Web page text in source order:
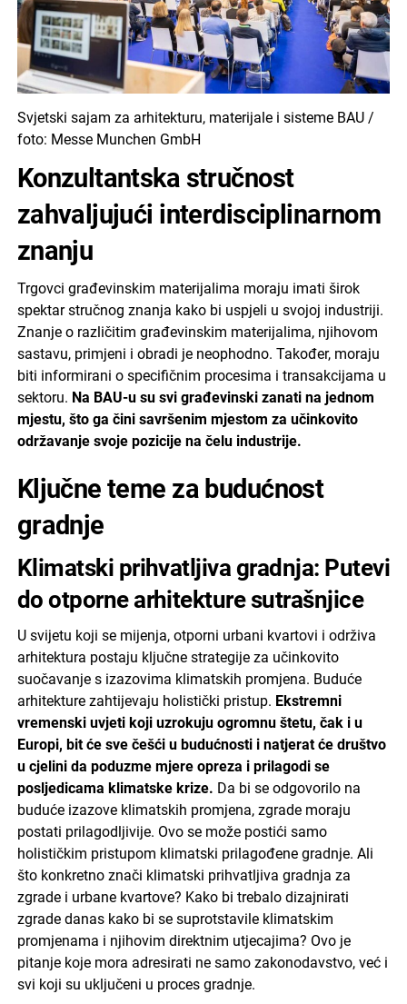
Svjetski sajam za arhitekturu, materijale i sisteme BAU /
foto: Messe Munchen GmbH
Konzultantska stručnost
zahvaljujući interdisciplinarnom
znanju
Trgovci građevinskim materijalima moraju imati širok
spektar stručnog znanja kako bi uspjeli u svojoj industriji.
Znanje o različitim građevinskim materijalima, njihovom
sastavu, primjeni i obradi je neophodno. Također, moraju
biti informirani o specifičnim procesima i transakcijama u
sektoru. Na BAU-u su svi građevinski zanati na jednom
mjestu, što ga čini savršenim mjestom za učinkovito
održavanje svoje pozicije na čelu industrije.
Ključne teme za budućnost
gradnje
Klimatski prihvatljiva gradnja: Putevi
do otporne arhitekture sutrašnjice
U svijetu koji se mijenja, otporni urbani kvartovi i održiva
arhitektura postaju ključne strategije za učinkovito
suočavanje s izazovima klimatskih promjena. Buduće
arhitekture zahtijevaju holistički pristup. Ekstremni
vremenski uvjeti koji uzrokuju ogromnu štetu, čak i u
Europi, bit će sve češći u budućnosti i natjerat će društvo
u cjelini da poduzme mjere opreza i prilagodi se
posljedicama klimatske krize. Da bi se odgovorilo na
buduće izazove klimatskih promjena, zgrade moraju
postati prilagodljivije. Ovo se može postići samo
holističkim pristupom klimatski prilagođene gradnje. Ali
što konkretno znači klimatski prihvatljiva gradnja za
zgrade i urbane kvartove? Kako bi trebalo dizajnirati
zgrade danas kako bi se suprotstavile klimatskim
promjenama i njihovim direktnim utjecajima? Ovo je
pitanje koje mora adresirati ne samo zakonodavstvo, već i
svi koji su uključeni u proces gradnje.